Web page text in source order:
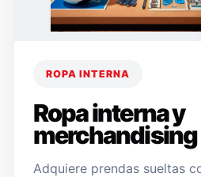
ROPA INTERNA
Ropa interna y
merchandising
Adquiere prendas sueltas